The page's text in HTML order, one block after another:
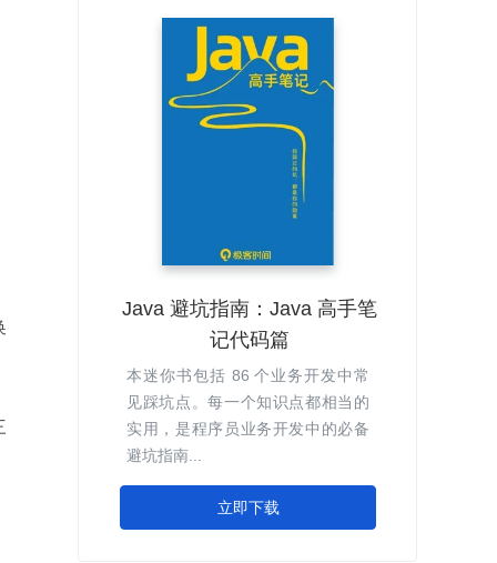
Java 避坑指南：Java 高手笔
记代码篇
本迷你书包括 86 个业务开发中常
见踩坑点。每一个知识点都相当的
实用，是程序员业务开发中的必备
避坑指南...
立即下载